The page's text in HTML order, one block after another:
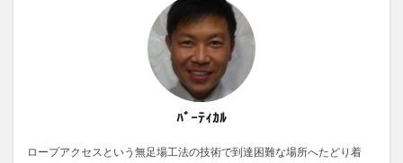
ﾊﾞｰﾃｨｶﾙ
ロープアクセスという無足場工法の技術で到達困難な場所へたどり着